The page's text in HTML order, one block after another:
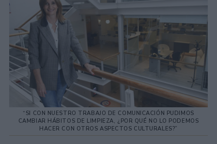
“SI CON NUESTRO TRABAJO DE COMUNICACIÓN PUDIMOS
CAMBIAR HÁBITOS DE LIMPIEZA, ¿POR QUÉ NO LO PODEMOS
HACER CON OTROS ASPECTOS CULTURALES?”